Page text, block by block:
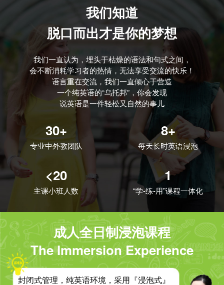
我们知道
脱口而出才是你的梦想
我们一直认为，埋头于枯燥的语法和句式之间，
会不断消耗学习者的热情，无法享受交流的快乐！
语言重在交流，我们一直倾心于营造
一个纯英语的“乌托邦”，你会发现
说英语是一件轻松又自然的事儿
30+
专业中外教团队
8+
每天长时英语浸泡
<20
主课小班人数
1
“学-练-用”课程一体化
成人全日制浸泡课程
The Immersion Experience
封闭式管理，纯英语环境，采用『浸泡式』